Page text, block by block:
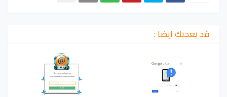
قد يعجبك ايضا :